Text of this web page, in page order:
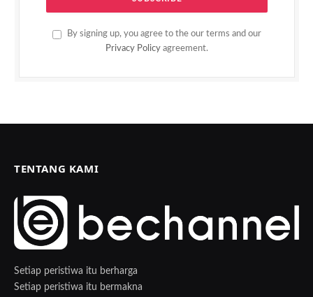
By signing up, you agree to the our terms and our
Privacy Policy agreement.
TENTANG KAMI
Setiap peristiwa itu berharga
Setiap peristiwa itu bermakna